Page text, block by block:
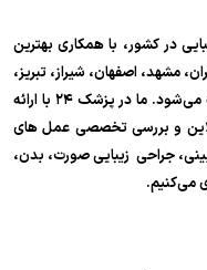
در کشور، با همکاری بهترین
مشهد، اصفهان، شیراز، تبریز،
رشت و…، به عنوان مرجع زیبایی کشور شناخته می‌شود. ما در پزشک ۲۴ با ارائه
و بررسی تخصصی عمل های
جراحی زیبایی صورت، بدن،
می‌کنیم.